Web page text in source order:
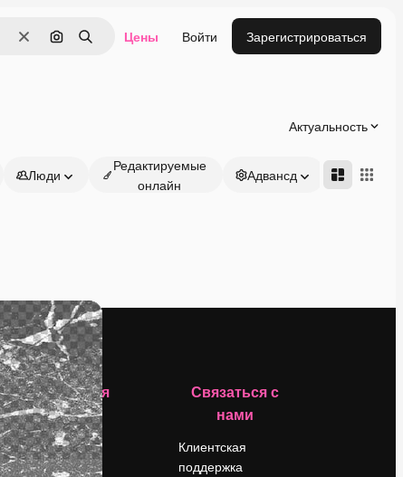
ОчиститьПоиск по изображению
Поиск Цены Войти Зарегистрироваться
Актуальность
Люди
Редактируемые
онлайн
Адвансд
Компания
Цены
О нас
Reviews
Связаться с
нами
Клиентская
поддержка